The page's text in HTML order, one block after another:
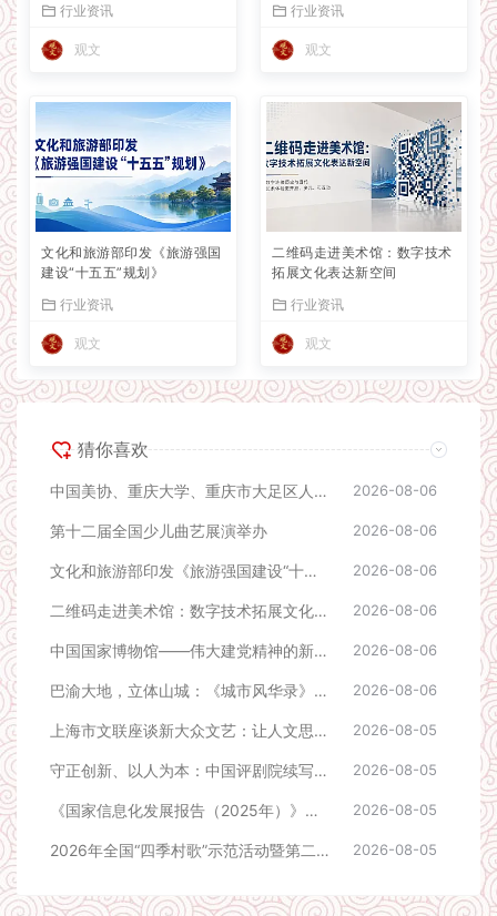
京举行
行业资讯
观文
行业资讯
观文
文化和旅游部印发《旅游强国
建设“十五五”规划》
行业资讯
观文
二维码走进美术馆：数字技术
拓展文化表达新空间
行业资讯
观文
猜你喜欢
中国美协、重庆大学、重庆市大足区人民政府“文艺赋美乡村”共建项目合作签约会议在京举行 2026-08-06
第十二届全国少儿曲艺展演举办 2026-08-06
文化和旅游部印发《旅游强国建设“十五五”规划》 2026-08-06
二维码走进美术馆：数字技术拓展文化表达新空间 2026-08-06
中国国家博物馆——伟大建党精神的新时代物证 2026-08-06
巴渝大地，立体山城：《城市风华录》走进重庆 2026-08-06
上海市文联座谈新大众文艺：让人文思想融入数字世界 2026-08-05
守正创新、以人为本：中国评剧院续写七十余年传承新篇 2026-08-05
《国家信息化发展报告（2025年）》发布：数字技术赋能文化发展 2026-08-05
2026年全国“四季村歌”示范活动暨第二十三届西北五省（区）“花儿”演唱会主场活动在青海西宁举办 2026-08-05